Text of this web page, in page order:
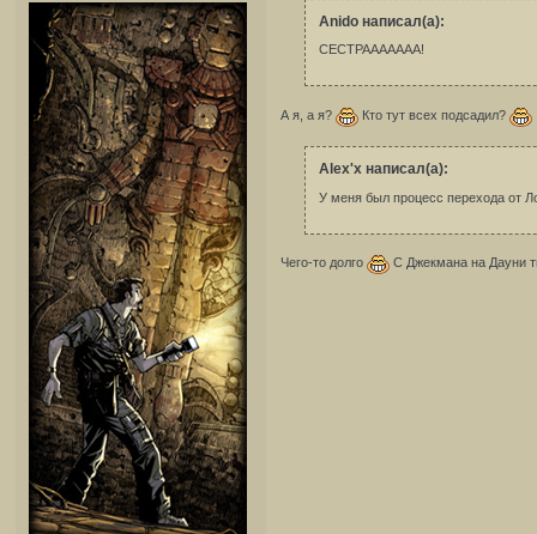
Anido написал(а):
СЕСТРААААААА!
А я, а я? Кто тут всех подсадил?
Alex'x написал(а):
У меня был процесс перехода от
Чего-то долго С Джекмана на Дауни